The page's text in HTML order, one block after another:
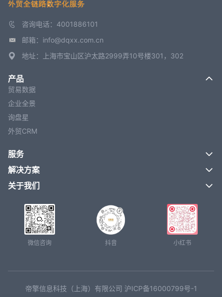
咨询电话：4001886101
邮箱：info@dqxx.com.cn
地址：上海市宝山区沪太路2999弄10号楼301，302
产品
贸易数据
企业全景
询盘星
外贸CRM
服务
解决方案
关于我们
微信咨询 抖音 小红书
帝擎信息科技（上海）有限公司 沪ICP备16000799号-1